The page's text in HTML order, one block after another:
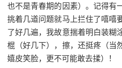
也不是青春期的因素）。记得有
挑着几道问题就马上拦住了嘻嘻
了好几遍，我故意揣着明白装糊
棍（好几下），擦，还挺疼（当
嬉皮笑脸，更不可能敢去揉）！